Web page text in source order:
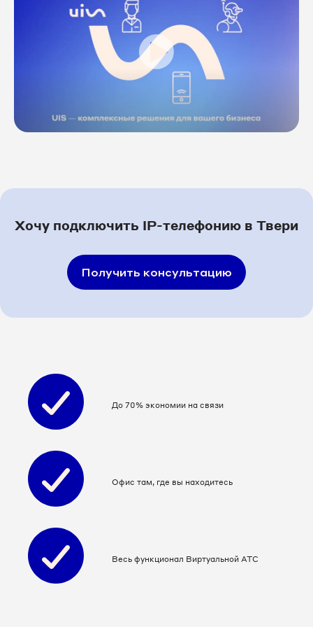
8 4822 75-57-04
8 4822 75-57-34
8 4822 75-57-35
8 4822 75-57-61
Хочу подключить IP-телефонию в Твери
Получить консультацию
До 70% экономии на связи
Офис там, где вы находитесь
Весь функционал Виртуальной АТС